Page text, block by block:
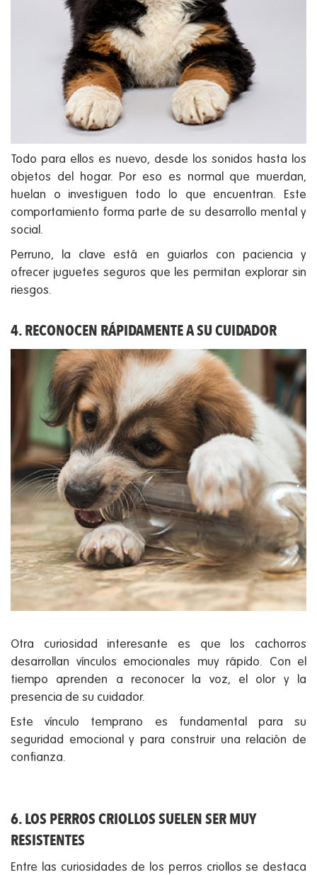
Todo para ellos es nuevo, desde los sonidos hasta los
objetos del hogar. Por eso es normal que muerdan,
huelan o investiguen todo lo que encuentran. Este
comportamiento forma parte de su desarrollo mental y
social.
Perruno, la clave está en guiarlos con paciencia y
ofrecer juguetes seguros que les permitan explorar sin
riesgos.
4. RECONOCEN RÁPIDAMENTE A SU CUIDADOR
Otra curiosidad interesante es que los cachorros
desarrollan vínculos emocionales muy rápido. Con el
tiempo aprenden a reconocer la voz, el olor y la
presencia de su cuidador.
Este vínculo temprano es fundamental para su
seguridad emocional y para construir una relación de
confianza.
6. LOS PERROS CRIOLLOS SUELEN SER MUY
RESISTENTES
Entre las curiosidades de los perros criollos se destaca